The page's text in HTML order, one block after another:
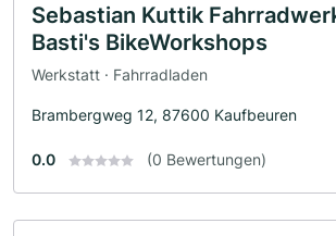
Sebastian Kuttik
Basti's BikeWorkshops
Werkstatt · Fahrradladen
Brambergweg 12, 87600 Kaufbeuren
0.0 (0 Bewertungen)